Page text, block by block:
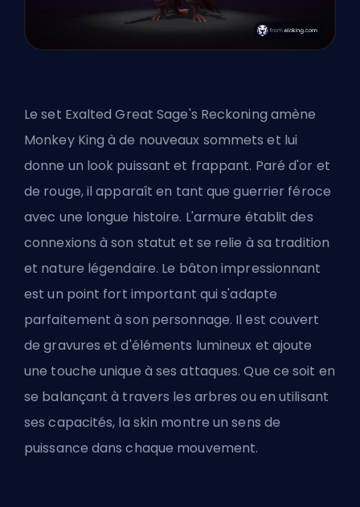
Le set Exalted Great Sage's Reckoning amène
Monkey King à de nouveaux sommets et lui
donne un look puissant et frappant. Paré d'or et
de rouge, il apparaît en tant que guerrier féroce
avec une longue histoire. L'armure établit des
connexions à son statut et se relie à sa tradition
et nature légendaire. Le bâton impressionnant
est un point fort important qui s'adapte
parfaitement à son personnage. Il est couvert
de gravures et d'éléments lumineux et ajoute
une touche unique à ses attaques. Que ce soit en
se balançant à travers les arbres ou en utilisant
ses capacités, la skin montre un sens de
puissance dans chaque mouvement.